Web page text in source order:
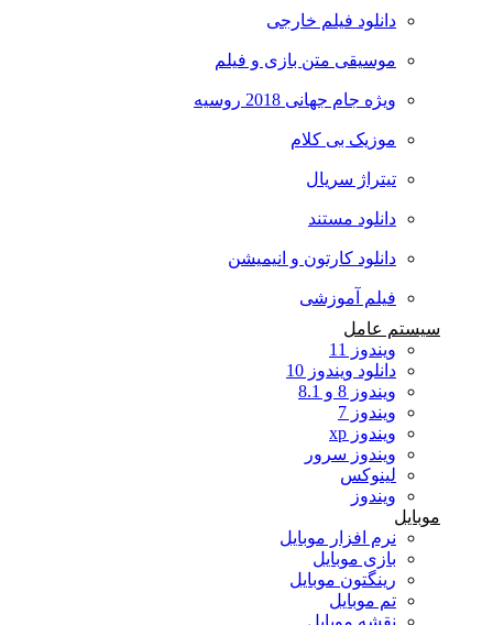
دانلود فیلم خارجی
موسیقی متن بازی و فیلم
ویژه جام جهانی 2018 روسیه
موزیک بی کلام
تیتراژ سریال
دانلود مستند
دانلود کارتون و انیمیشن
فیلم آموزشی
سیستم عامل
ویندوز 11
دانلود ویندوز 10
ویندوز 8 و 8.1
ویندوز 7
ویندوز xp
ویندوز سرور
لینوکس
ویندوز
موبایل
نرم افزار موبایل
بازی موبایل
رینگتون موبایل
تم موبایل
نقشه موبایل